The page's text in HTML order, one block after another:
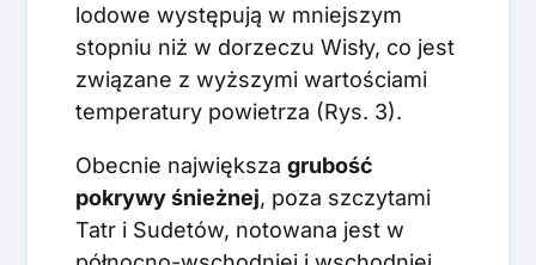
lodowe występują w mniejszym
stopniu niż w dorzeczu Wisły, co jest
związane z wyższymi wartościami
temperatury powietrza (Rys. 3).
Obecnie największa grubość
pokrywy śnieżnej, poza szczytami
Tatr i Sudetów, notowana jest w